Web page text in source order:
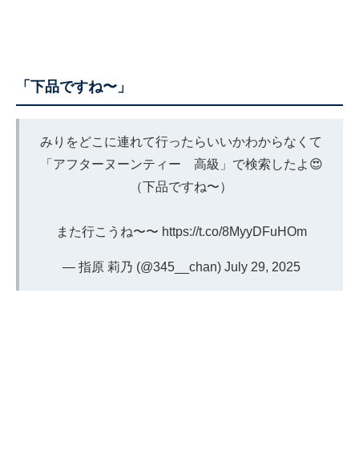
「下品ですね〜」
みりをどこに連れて行ったらいいかわからなくて
「アフターヌーンティー 高級」で検索したよ😍
（下品ですね〜）
また行こうね〜〜 https://t.co/8MyyDFuHOm
— 指原 莉乃 (@345__chan) July 29, 2025